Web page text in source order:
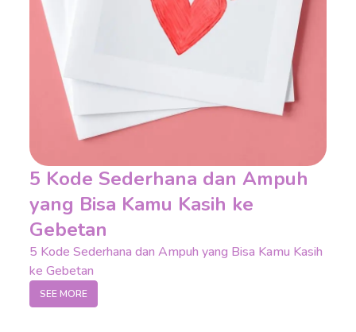
5 Kode Sederhana dan Ampuh
yang Bisa Kamu Kasih ke
Gebetan
5 Kode Sederhana dan Ampuh yang Bisa Kamu Kasih
ke Gebetan
SEE MORE